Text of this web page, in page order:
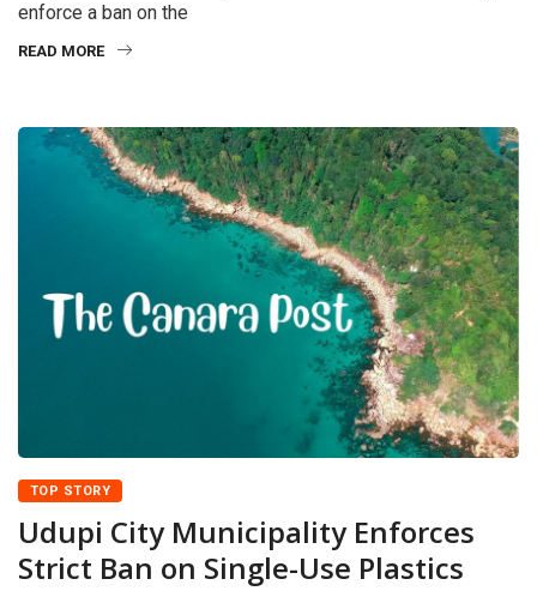
enforce a ban on the
READ MORE
TOP STORY
Udupi City Municipality Enforces
Strict Ban on Single-Use Plastics